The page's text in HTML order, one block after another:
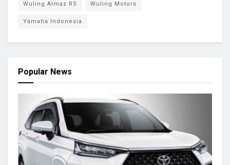
Wuling Almaz RS Wuling Motors
Yamaha Indonesia
Popular News